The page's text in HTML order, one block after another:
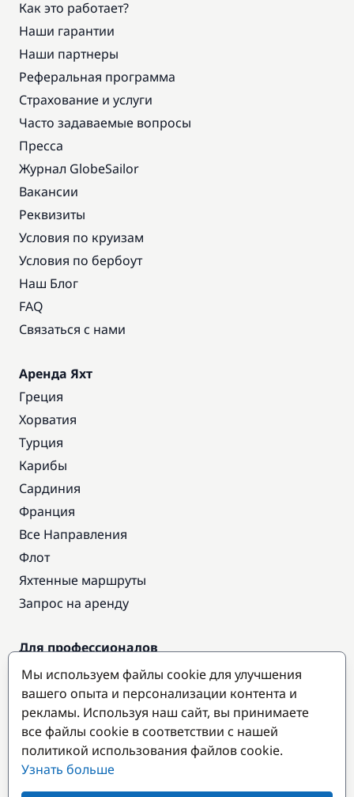
Как это работает?
Наши гарантии
Наши партнеры
Реферальная программа
Страхование и услуги
Часто задаваемые вопросы
Пресса
Журнал GlobeSailor
Вакансии
Реквизиты
Условия по круизам
Условия по бербоут
Наш Блог
FAQ
Связаться с нами
Аренда Яхт
Греция
Хорватия
Турция
Карибы
Сардиния
Франция
Все Направления
Флот
Яхтенные маршруты
Запрос на аренду
Для профессионалов
Доступ про
Стать партнером
Популярные направления
Мы используем файлы cookie для улучшения
вашего опыта и персонализации контента и
рекламы. Используя наш сайт, вы принимаете
все файлы cookie в соответствии с нашей
политикой использования файлов cookie.
Узнать больше